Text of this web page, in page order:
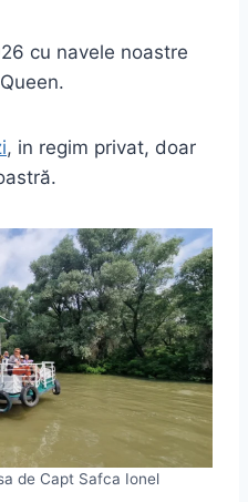
cu navele noastre
, in regim privat, doar
de Capt Safca Ionel